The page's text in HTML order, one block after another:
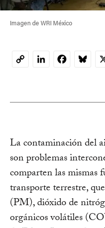
CopyLinkedInFacebook X
Imagen de WRI México
La contaminación del
son problemas
comparten las mismas
transporte terrestre,
(PM), dióxido de
orgánicos volátiles